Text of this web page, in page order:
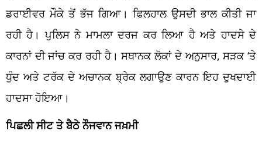
ਡਰਾਈਵਰ ਮੌਕੇ ਤੋਂ ਭੱਜ ਗਿਆ। ਫਿਲਹਾਲ ਉਸਦੀ ਭਾਲ ਕੀਤੀ ਜਾ
ਰਹੀ ਹੈ। ਪੁਲਿਸ ਨੇ ਮਾਮਲਾ ਦਰਜ ਕਰ ਲਿਆ ਹੈ ਅਤੇ ਹਾਦਸੇ ਦੇ
ਕਾਰਨਾਂ ਦੀ ਜਾਂਚ ਕਰ ਰਹੀ ਹੈ। ਸਥਾਨਕ ਲੋਕਾਂ ਦੇ ਅਨੁਸਾਰ, ਸੜਕ ‘ਤੇ
ਧੁੰਦ ਅਤੇ ਟਰੱਕ ਦੇ ਅਚਾਨਕ ਬ੍ਰੇਕ ਲਗਾਉਣ ਕਾਰਨ ਇਹ ਦੁਖਦਾਈ
ਹਾਦਸਾ ਹੋਇਆ।
ਪਿਛਲੀ ਸੀਟ ਤੇ ਬੈਠੇ ਨੌਜਵਾਨ ਜਖ਼ਮੀ